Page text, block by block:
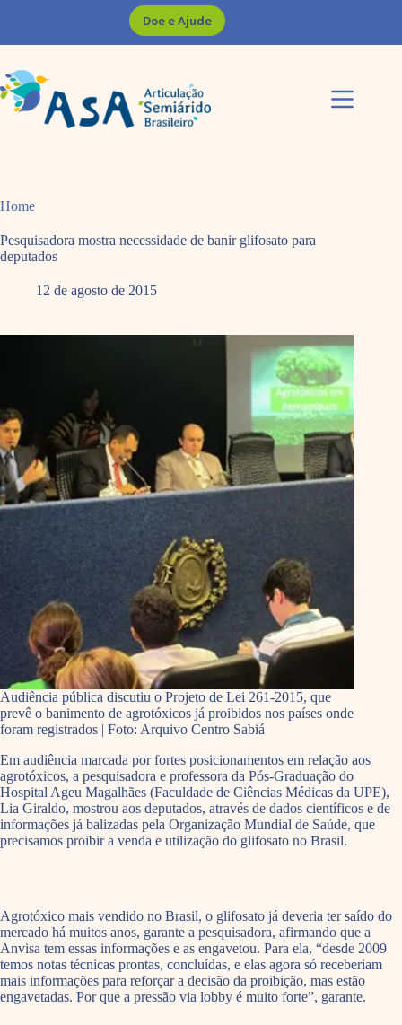
Doe e Ajude
Home
Pesquisadora mostra necessidade de banir glifosato para
deputados
12 de agosto de 2015
Audiência pública discutiu o Projeto de Lei 261-2015, que
prevê o banimento de agrotóxicos já proibidos nos países onde
foram registrados | Foto: Arquivo Centro Sabiá
Em audiência marcada por fortes posicionamentos em relação aos
agrotóxicos, a pesquisadora e professora da Pós-Graduação do
Hospital Ageu Magalhães (Faculdade de Ciências Médicas da UPE),
Lia Giraldo, mostrou aos deputados, através de dados científicos e de
informações já balizadas pela Organização Mundial de Saúde, que
precisamos proibir a venda e utilização do glifosato no Brasil.
Agrotóxico mais vendido no Brasil, o glifosato já deveria ter saído do
mercado há muitos anos, garante a pesquisadora, afirmando que a
Anvisa tem essas informações e as engavetou. Para ela, “desde 2009
temos notas técnicas prontas, concluídas, e elas agora só receberiam
mais informações para reforçar a decisão da proibição, mas estão
engavetadas. Por que a pressão via lobby é muito forte”, garante.